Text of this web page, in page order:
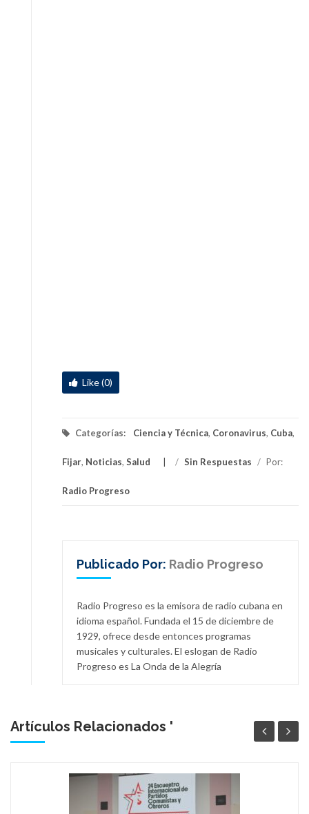
Like (0)
Categorías: Ciencia y Técnica, Coronavirus, Cuba,
Fijar, Noticias, Salud / Sin Respuestas / Por:
Radio Progreso
Publicado Por: Radio Progreso
Radio Progreso es la emisora de radio cubana en
idioma español. Fundada el 15 de diciembre de
1929, ofrece desde entonces programas
musicales y culturales. El eslogan de Radio
Progreso es La Onda de la Alegría
Artículos Relacionados '